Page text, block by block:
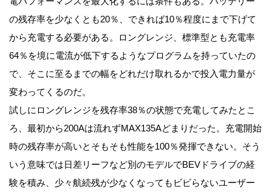
の残存率を少なくとも20％、できれば10％程度にまで下げて
から充電する必要がある。ロングレンジ、標準型とも充電率
64％を境に電流が低下するようなプログラムを持っていたの
で、そこに至るまでの幅をどれだけ取れるかで投入電力量が
変わってくるのだ。
試しにロングレンジを残存率38％の状態で充電してみたとこ
ろ、最初から200Aは流れずMAX135Aどまりだった。充電開始
時の残存率が高いとそもそも性能を100％発揮できない。そう
いう意味では日差リーフなど別のモデルでBEVドライブの経
験を積み、少々航続残が少なくなってもビビらないユーザー